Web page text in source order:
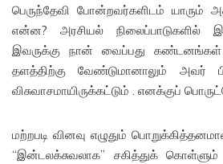
பெருந்தேவி போன்றவர்களிடம் யாரும்
என்ன? அரசியல் நிலைப்பாடுகளில்
இவருக்கு நான் வைப்பது கண்டனங்கள்
தளத்திற்கு வேண்டுமானாலும் அவர்
விசுவாசமாயிருக்கட்டும் . எனக்குப்
மற்றபடி வினவு எழுதும்
“இன்டலக்சுவலாக” சகித்துக் கொள்ளும்